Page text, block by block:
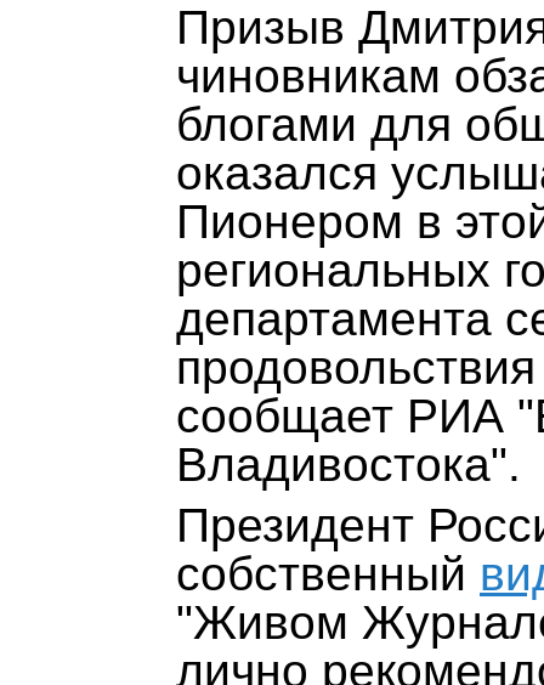
Призыв
чиновникам
блогами для
оказался
Пионером в
региональных
департамента
сообщает РИА
Владивостока".
Президент
собственный
"Живом
лично